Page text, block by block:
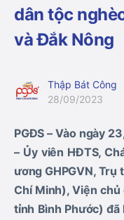
dân tộc
và Đắk Nông
Thập Bát Công
28/09/2023
PGĐS – Vào ngày
– Ủy viên HĐTS,
ương GHPGVN,Trụ
Chí Minh), Viện chủ
tỉnh Bình Phước) đã